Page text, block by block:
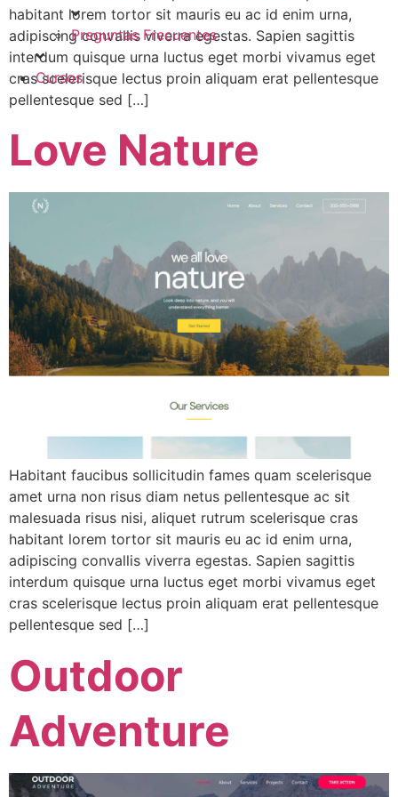
Preguntas Frecuentes
Cursos
habitant lorem tortor sit mauris eu ac id enim urna,
adipiscing convallis viverra egestas. Sapien sagittis
interdum quisque urna luctus eget morbi vivamus eget
cras scelerisque lectus proin aliquam erat pellentesque
pellentesque sed […]
Love Nature
Habitant faucibus sollicitudin fames quam scelerisque
amet urna non risus diam netus pellentesque ac sit
malesuada risus nisi, aliquet rutrum scelerisque cras
habitant lorem tortor sit mauris eu ac id enim urna,
adipiscing convallis viverra egestas. Sapien sagittis
interdum quisque urna luctus eget morbi vivamus eget
cras scelerisque lectus proin aliquam erat pellentesque
pellentesque sed […]
Outdoor
Adventure